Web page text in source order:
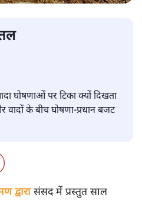
घोषणाओं पर टिका क्यों दिखता
के बीच घोषणा-प्रधान बजट
द्वारासंसद में प्रस्तुत साल